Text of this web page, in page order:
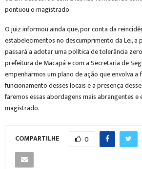
pontuou o magistrado.
O juiz informou ainda que, por conta da
estabelecimentos no descumprimento da Lei, a
passará a adotar uma política de tolerância
prefeitura de Macapá e com a Secretaria de
empenharmos um plano de ação que envolva
funcionamento desses locais e a presença
faremos essas abordagens mais abrangentes e
magistrado.
COMPARTILHE 0